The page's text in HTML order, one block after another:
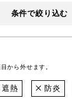
条件で絞り込む
から外せます。
遮熱 防炎